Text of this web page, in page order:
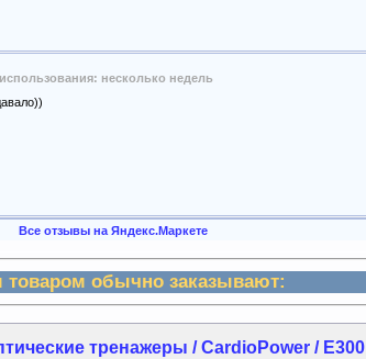
несколько недель
Все отзывы на Яндекс.Маркете
товаром обычно заказывают:
тренажеры / CardioPower / E300